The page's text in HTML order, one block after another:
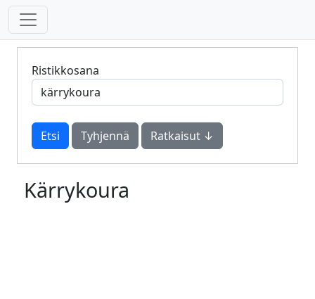
Ristikkosana
Tyhjennä Ratkaisut ↓
Kärrykoura